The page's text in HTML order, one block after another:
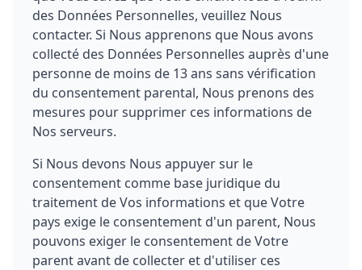
des Données Personnelles, veuillez Nous
contacter. Si Nous apprenons que Nous avons
collecté des Données Personnelles auprès d'une
personne de moins de 13 ans sans vérification
du consentement parental, Nous prenons des
mesures pour supprimer ces informations de
Nos serveurs.
Si Nous devons Nous appuyer sur le
consentement comme base juridique du
traitement de Vos informations et que Votre
pays exige le consentement d'un parent, Nous
pouvons exiger le consentement de Votre
parent avant de collecter et d'utiliser ces